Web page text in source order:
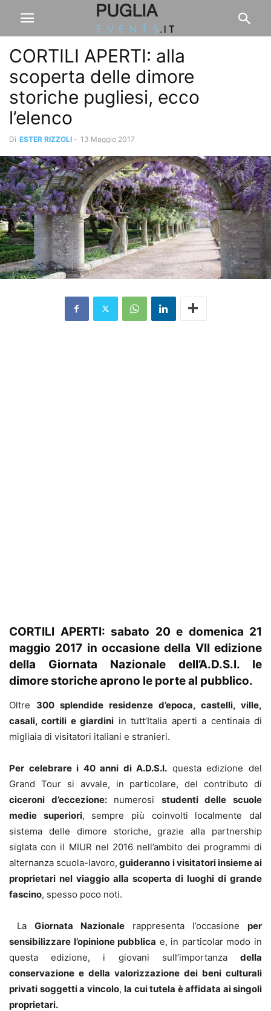
CORTILI APERTI: alla
scoperta delle dimore
storiche pugliesi, ecco
l’elenco
Di ESTER RIZZOLI - 13 Maggio 2017
CORTILI APERTI: sabato 20 e domenica 21
maggio 2017 in occasione della VII edizione
della Giornata Nazionale dell’A.D.S.I. le
dimore storiche aprono le porte al pubblico.
Oltre 300 splendide residenze d’epoca, castelli, ville,
casali, cortili e giardini in tutt’Italia aperti a centinaia di
migliaia di visitatori italiani e stranieri.
Per celebrare i 40 anni di A.D.S.I. questa edizione del
Grand Tour si avvale, in particolare, del contributo di
ciceroni d’eccezione:numerosi studenti delle scuole
medie superiori, sempre più coinvolti localmente dal
sistema delle dimore storiche, grazie alla partnership
siglata con il MIUR nel 2016 nell’ambito dei programmi di
alternanza scuola-lavoro, guideranno i visitatori insieme ai
proprietari nel viaggio alla scoperta di luoghi di grande
fascino, spesso poco noti.
La Giornata Nazionale rappresenta l’occasione per
sensibilizzare l’opinione pubblica e, in particolar modo in
questa edizione, i giovani sull’importanza della
conservazione e della valorizzazione dei beni culturali
privati soggetti a vincolo, la cui tutela è affidata ai singoli
proprietari.